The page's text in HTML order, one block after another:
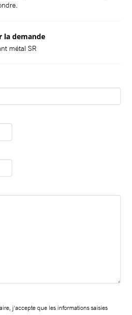
la demande
métal SR
j'accepte que les informations saisies